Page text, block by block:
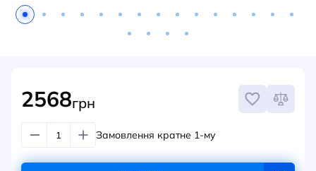
2568грн
Замовлення кратне 1-му